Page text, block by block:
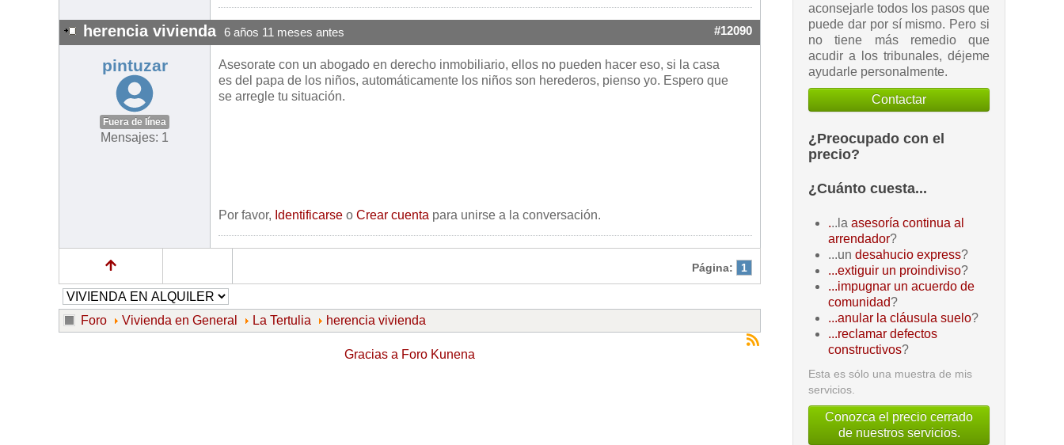
herencia vivienda 6 años 11 meses antes #12090
pintuzar
Fuera de línea
Mensajes: 1
Asesorate con un abogado en derecho inmobiliario, ellos no pueden hacer eso, si la casa
es del papa de los niños, automáticamente los niños son herederos, pienso yo. Espero que
se arregle tu situación.
Por favor, Identificarse o Crear cuenta para unirse a la conversación.
Página: 1
Foro Vivienda en General La Tertulia herencia vivienda
Gracias a Foro Kunena
aconsejarle todos los pasos que
puede dar por sí mismo. Pero si
no tiene más remedio que
acudir a los tribunales, déjeme
ayudarle personalmente.
Contactar
¿Preocupado con el
precio?
¿Cuánto cuesta...
...la asesoría continua al
arrendador?
...un desahucio express?
...extiguir un proindiviso?
...impugnar un acuerdo de
comunidad?
...anular la cláusula suelo?
...reclamar defectos
constructivos?
Esta es sólo una muestra de mis
servicios.
Conozca el precio cerrado
de nuestros servicios.